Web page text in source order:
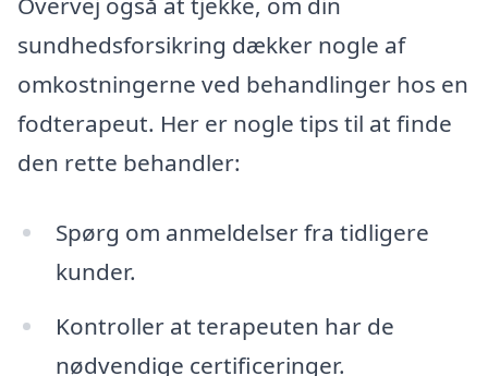
sundhedsforsikring dækker nogle af
omkostningerne ved behandlinger hos en
fodterapeut. Her er nogle tips til at finde
den rette behandler:
Spørg om anmeldelser fra tidligere
kunder.
Kontroller at terapeuten har de
nødvendige certificeringer.